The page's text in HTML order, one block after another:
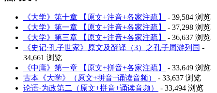
《大学》第十章 【原文+注音+各家注疏】
- 39,584 浏览
《大学》第一章 【原文+注音+各家注疏】
- 37,298 浏览
《大学》第三章 【原文+注音+各家注疏】
- 36,637 浏览
《史记·孔子世家》原文及翻译（3）之孔子周游列国 -
34,661 浏览
《中庸》第一章 【原文+拼音+各家注疏】
- 33,649 浏览
古本《大学》（原文+拼音+诵读音频）
- 33,637 浏览
论语·为政第二（原文+拼音+诵读音频）
- 33,494 浏览